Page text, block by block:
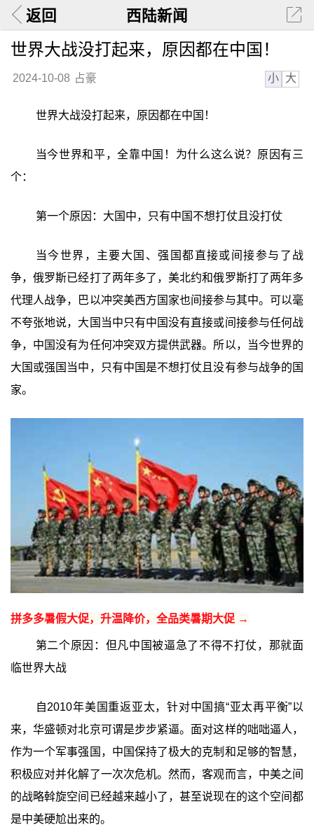
返回 西陆新闻
世界大战没打起来，原因都在中国！
2024-10-08 占豪 小 大
世界大战没打起来，原因都在中国！
当今世界和平，全靠中国！为什么这么说？原因有三
个：
第一个原因：大国中，只有中国不想打仗且没打仗
当今世界，主要大国、强国都直接或间接参与了战
争，俄罗斯已经打了两年多了，美北约和俄罗斯打了两年多
代理人战争，巴以冲突美西方国家也间接参与其中。可以毫
不夸张地说，大国当中只有中国没有直接或间接参与任何战
争，中国没有为任何冲突双方提供武器。所以，当今世界的
大国或强国当中，只有中国是不想打仗且没有参与战争的国
家。
拼多多暑假大促，升温降价，全品类暑期大促 →
第二个原因：但凡中国被逼急了不得不打仗，那就面
临世界大战
自2010年美国重返亚太，针对中国搞“亚太再平衡”以
来，华盛顿对北京可谓是步步紧逼。面对这样的咄咄逼人，
作为一个军事强国，中国保持了极大的克制和足够的智慧，
积极应对并化解了一次次危机。然而，客观而言，中美之间
的战略斡旋空间已经越来越小了，甚至说现在的这个空间都
是中美硬尬出来的。